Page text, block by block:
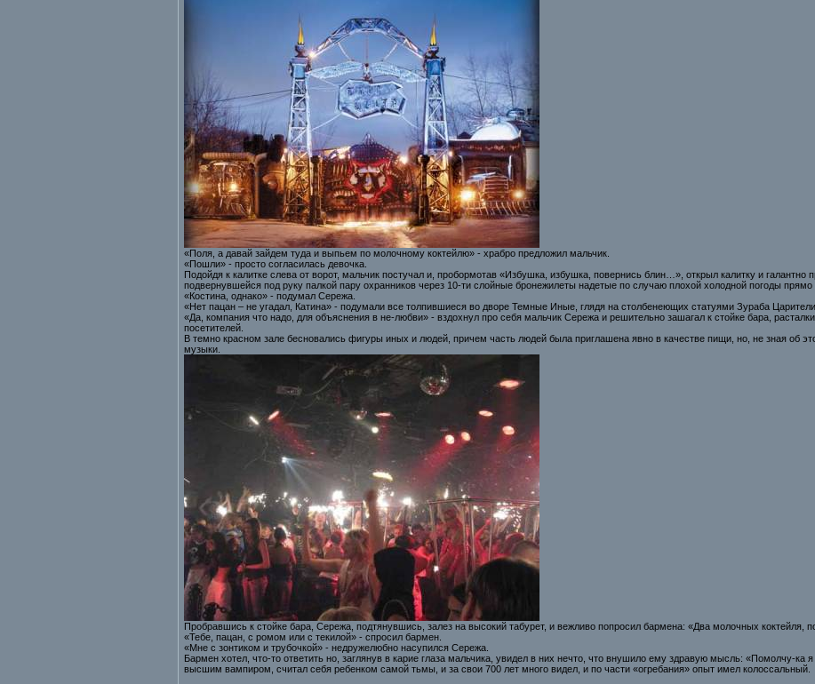
«Поля, а давай зайдем туда и выпьем по молочному коктейлю» - храбро предложил мальчик.
«Пошли» - просто согласилась девочка.
Подойдя к калитке слева от ворот, мальчик постучал и, пробормотав «Избушка, избушка, повернись блин…», открыл калитку и галантно
подвернувшейся под руку палкой пару охранников через 10-ти слойные бронежилеты надетые по случаю плохой холодной погоды прямо
«Костина, однако» - подумал Сережа.
«Нет пацан – не угадал, Катина» - подумали все толпившиеся во дворе Темные Иные, глядя на столбенеющих статуями Зураба Царители.
«Да, компания что надо, для объяснения в не-любви» - вздохнул про себя мальчик Сережа и решительно зашагал к стойке бара,
посетителей.
В темно красном зале бесновались фигуры иных и людей, причем часть людей была приглашена явно в качестве пищи, но, не зная об
музыки.
Пробравшись к стойке бара, Сережа, подтянувшись, залез на высокий табурет, и вежливо попросил бармена: «Два молочных коктейля,
«Тебе, пацан, с ромом или с текилой» - спросил бармен.
«Мне с зонтиком и трубочкой» - недружелюбно насупился Сережа.
Бармен хотел, что-то ответить но, заглянув в карие глаза мальчика, увидел в них нечто, что внушило ему здравую мысль: «Помолчу-
высшим вампиром, считал себя ребенком самой тьмы, и за свои 700 лет много видел, и по части «огребания» опыт имел колоссальный.